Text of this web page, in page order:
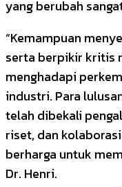
yang berubah
“Kemampuan
serta berpikir kritis
menghadapi
industri. Para
telah dibekali
riset, dan
berharga untuk
Dr. Henri.